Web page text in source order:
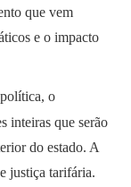
que vem
e o impacto
o
inteiras que serão
do estado. A
justiça tarifária.